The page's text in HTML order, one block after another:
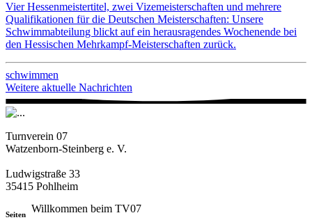
Willkommen beim TV07
Vier Hessenmeistertitel, zwei Vizemeisterschaften und mehrere
Qualifikationen für die Deutschen Meisterschaften: Unsere
Schwimmabteilung blickt auf ein herausragendes Wochenende bei
den Hessischen Mehrkampf-Meisterschaften zurück.
schwimmen
Weitere aktuelle Nachrichten
Turnverein 07
Watzenborn-Steinberg e. V.
Ludwigstraße 33
35415 Pohlheim
Seiten